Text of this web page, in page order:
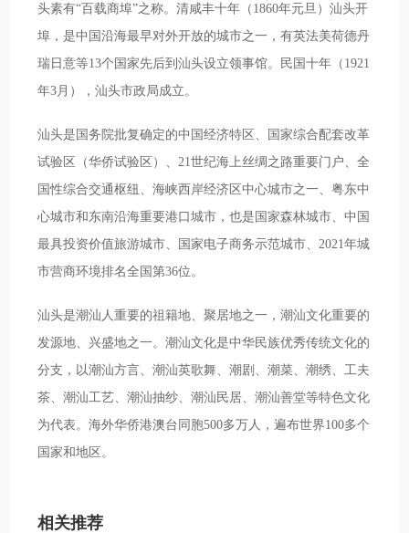
头素有“百载商埠”之称。清咸丰十年（1860年元旦）汕头开
埠，是中国沿海最早对外开放的城市之一，有英法美荷德丹
瑞日意等13个国家先后到汕头设立领事馆。民国十年（1921
年3月），汕头市政局成立。
汕头是国务院批复确定的中国经济特区、国家综合配套改革
试验区（华侨试验区）、21世纪海上丝绸之路重要门户、全
国性综合交通枢纽、海峡西岸经济区中心城市之一、粤东中
心城市和东南沿海重要港口城市，也是国家森林城市、中国
最具投资价值旅游城市、国家电子商务示范城市、2021年城
市营商环境排名全国第36位。
汕头是潮汕人重要的祖籍地、聚居地之一，潮汕文化重要的
发源地、兴盛地之一。潮汕文化是中华民族优秀传统文化的
分支，以潮汕方言、潮汕英歌舞、潮剧、潮菜、潮绣、工夫
茶、潮汕工艺、潮汕抽纱、潮汕民居、潮汕善堂等特色文化
为代表。海外华侨港澳台同胞500多万人，遍布世界100多个
国家和地区。
相关推荐